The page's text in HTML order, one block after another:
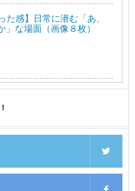
た感】日常に潜む「あ、
な場面（画像８枚）